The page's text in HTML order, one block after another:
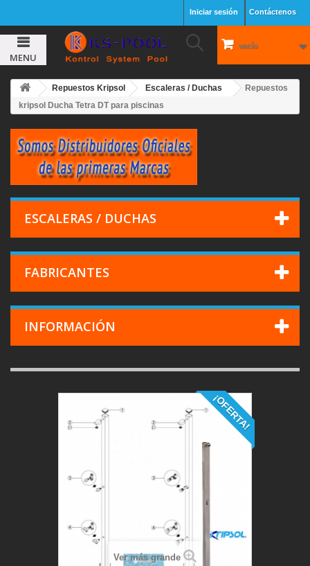
Contáctenos
Iniciar sesión
vacío
MENU
Repuestos Kripsol Escaleras / Duchas
Repuestos
kripsol Ducha Tetra DT para piscinas
ESCALERAS / DUCHAS
FABRICANTES
INFORMACIÓN
¡OFERTA!
Ver más grande